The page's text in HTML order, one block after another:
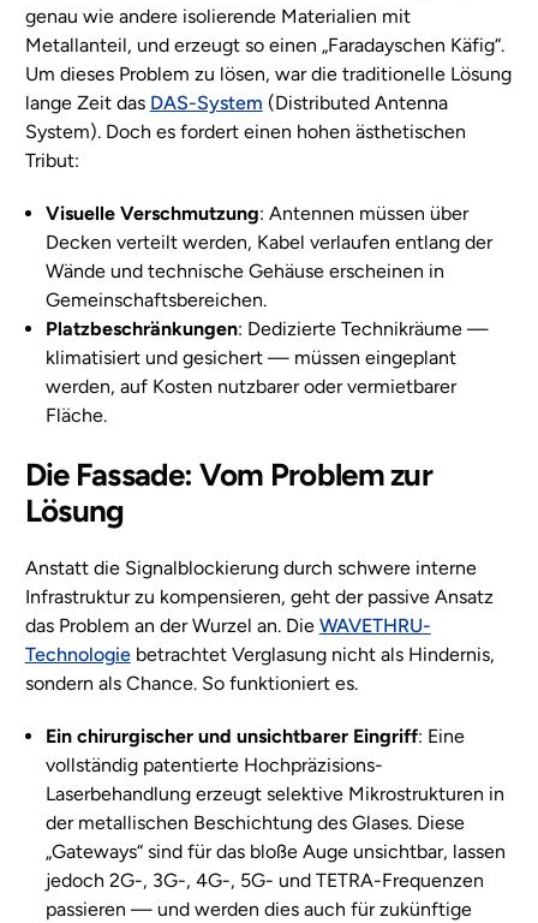
genau wie andere isolierende Materialien mit
Metallanteil, und erzeugt so einen „Faradayschen Käfig“.
Um dieses Problem zu lösen, war die traditionelle Lösung
lange Zeit das DAS-System (Distributed Antenna
System). Doch es fordert einen hohen ästhetischen
Tribut:
Visuelle Verschmutzung: Antennen müssen über
Decken verteilt werden, Kabel verlaufen entlang der
Wände und technische Gehäuse erscheinen in
Gemeinschaftsbereichen.
Platzbeschränkungen: Dedizierte Technikräume —
klimatisiert und gesichert — müssen eingeplant
werden, auf Kosten nutzbarer oder vermietbarer
Fläche.
Die Fassade: Vom Problem zur
Lösung
Anstatt die Signalblockierung durch schwere interne
Infrastruktur zu kompensieren, geht der passive Ansatz
das Problem an der Wurzel an. Die WAVETHRU-
Technologiebetrachtet Verglasung nicht als Hindernis,
sondern als Chance. So funktioniert es.
Ein chirurgischer und unsichtbarer Eingriff: Eine
vollständig patentierte Hochpräzisions-
Laserbehandlung erzeugt selektive Mikrostrukturen in
der metallischen Beschichtung des Glases. Diese
„Gateways“ sind für das bloße Auge unsichtbar, lassen
jedoch 2G-, 3G-, 4G-, 5G- und TETRA-Frequenzen
passieren — und werden dies auch für zukünftige